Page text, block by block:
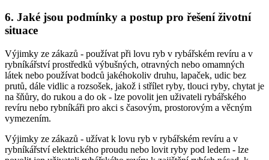
6. Jaké jsou podmínky a postup pro řešení životní
situace
Výjimky ze zákazů - používat při lovu ryb v rybářském revíru a v
rybníkářství prostředků výbušných, otravných nebo omamných
látek nebo používat bodců jakéhokoliv druhu, lapaček, udic bez
prutů, dále vidlic a rozsošek, jakož i střílet ryby, tlouci ryby, chytat je
na šňůry, do rukou a do ok - lze povolit jen uživateli rybářského
revíru nebo rybníkáři pro akci s časovým, prostorovým a věcným
vymezením.
Výjimky ze zákazů - užívat k lovu ryb v rybářském revíru a v
rybníkářství elektrického proudu nebo lovit ryby pod ledem - lze